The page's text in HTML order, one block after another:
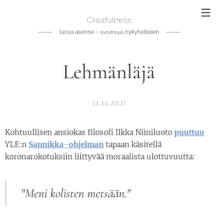
Creafulness
luova asenne ~ avoimuusnykyhetkeen
Lehmänläjä
11.11.2021
Kohtuullisen ansiokas filosofi Ilkka Niiniluoto puuttuu
YLE:n Sannikka-ohjelman tapaan käsitellä
koronarokotuksiin liittyvää moraalista ulottuvuutta:
"Meni kolisten metsään."